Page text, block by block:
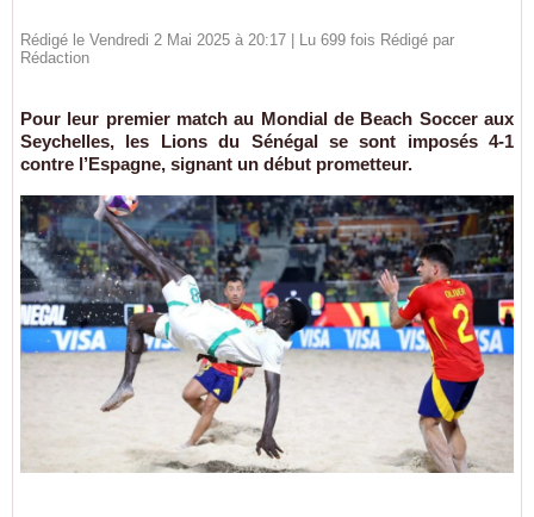
Rédigé le Vendredi 2 Mai 2025 à 20:17 | Lu 699 fois Rédigé par
Rédaction
Pour leur premier match au Mondial de Beach Soccer aux
Seychelles, les Lions du Sénégal se sont imposés 4-1
contre l’Espagne, signant un début prometteur.